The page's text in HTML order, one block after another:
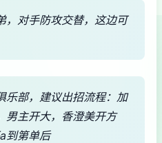
，对手防攻交替，这边可
乐部，建议出招流程：加
男主开大，香澄美开方
到第单后